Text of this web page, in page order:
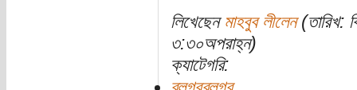
লিখেছেন মাহবুব লীলেন(তারিখ:
৩:৩০অপরাহ্ন)
ক্যাটেগরি: